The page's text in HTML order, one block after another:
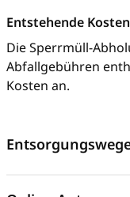
Entstehende Kosten
Die Sperrmüll-
Abfallgebühren
Kosten an.